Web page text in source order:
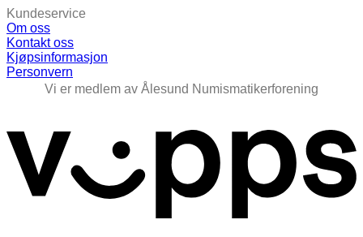
Kundeservice
Om oss
Kontakt oss
Kjøpsinformasjon
Personvern
Vi er medlem av Ålesund Numismatikerforening